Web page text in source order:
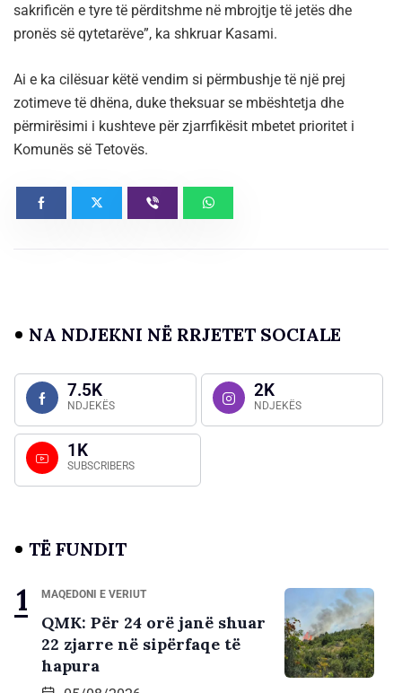
sakrificën e tyre të përditshme në mbrojtje të jetës dhe
pronës së qytetarëve”, ka shkruar Kasami.
Ai e ka cilësuar këtë vendim si përmbushje të një prej
zotimeve të dhëna, duke theksuar se mbështetja dhe
përmirësimi i kushteve për zjarrfikësit mbetet prioritet i
Komunës së Tetovës.
NA NDJEKNI NË RRJETET SOCIALE
7.5K
NDJEKËS
2K
NDJEKËS
1K
SUBSCRIBERS
TË FUNDIT
MAQEDONI E VERIUT
QMK: Për 24 orë janë shuar
22 zjarre në sipërfaqe të
hapura